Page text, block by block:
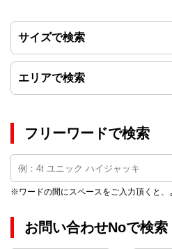
サイズで検索
エリアで検索
フリーワードで検索
※ワードの間にスペースをご入力頂くと、
お問い合わせNoで検索